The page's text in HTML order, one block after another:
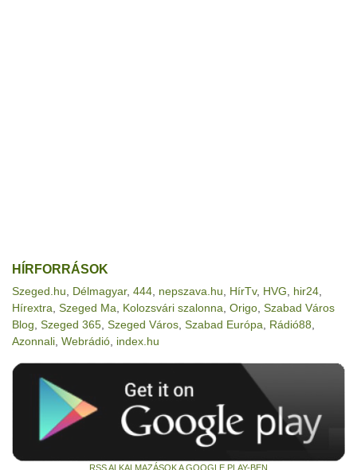
HÍRFORRÁSOK
Szeged.hu Délmagyar, 444 nepszava.hu HírTv, HVG hir24
Hírextra Szeged Ma Kolozsvári szalonna Origo Szabad Város
Blog Szeged 365 Szeged Város Szabad Európa Rádió88
Azonnali Webrádió index.hu
RSS ALKALMAZÁSOK A GOOGLE PLAY-BEN